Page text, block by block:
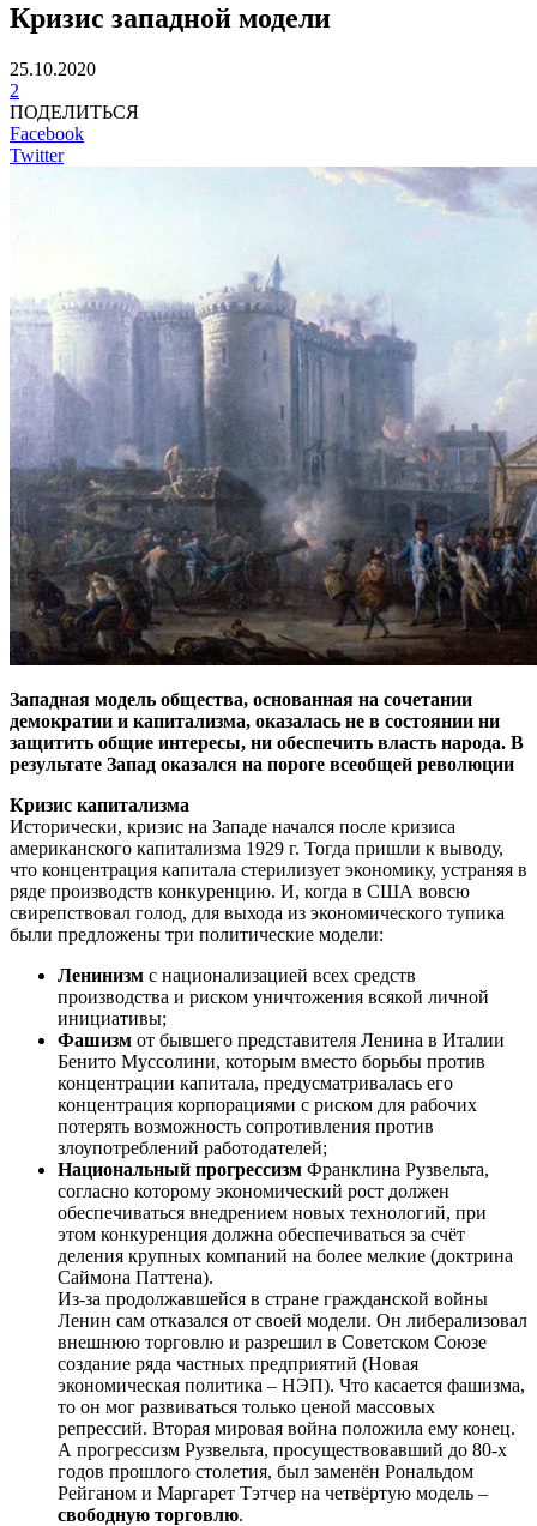
Кризис западной модели
25.10.2020
2
ПОДЕЛИТЬСЯ
Facebook
Twitter
Западная модель общества, основанная на сочетании
демократии и капитализма, оказалась не в состоянии ни
защитить общие интересы, ни обеспечить власть народа. В
результате Запад оказался на пороге всеобщей революции
Кризис капитализма
Исторически, кризис на Западе начался после кризиса
американского капитализма 1929 г. Тогда пришли к выводу,
что концентрация капитала стерилизует экономику, устраняя в
ряде производств конкуренцию. И, когда в США вовсю
свирепствовал голод, для выхода из экономического тупика
были предложены три политические модели:
Ленинизм с национализацией всех средств
производства и риском уничтожения всякой личной
инициативы;
Фашизм от бывшего представителя Ленина в Италии
Бенито Муссолини, которым вместо борьбы против
концентрации капитала, предусматривалась его
концентрация корпорациями с риском для рабочих
потерять возможность сопротивления против
злоупотреблений работодателей;
Национальный прогрессизм Франклина Рузвельта,
согласно которому экономический рост должен
обеспечиваться внедрением новых технологий, при
этом конкуренция должна обеспечиваться за счёт
деления крупных компаний на более мелкие (доктрина
Саймона Паттена).
Из-за продолжавшейся в стране гражданской войны
Ленин сам отказался от своей модели. Он либерализовал
внешнюю торговлю и разрешил в Советском Союзе
создание ряда частных предприятий (Новая
экономическая политика – НЭП). Что касается фашизма,
то он мог развиваться только ценой массовых
репрессий. Вторая мировая война положила ему конец.
А прогрессизм Рузвельта, просуществовавший до 80-х
годов прошлого столетия, был заменён Рональдом
Рейганом и Маргарет Тэтчер на четвёртую модель –
свободную торговлю.